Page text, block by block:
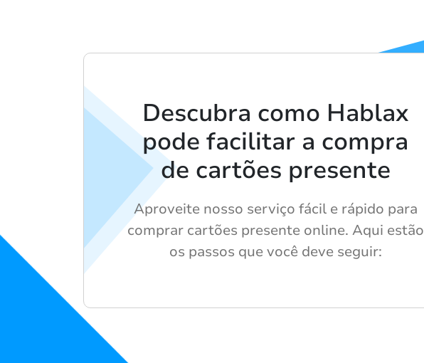
Descubra como Hablax
pode facilitar a compra
de cartões presente
Aproveite nosso serviço fácil e rápido para
comprar cartões presente online. Aqui estão
os passos que você deve seguir: